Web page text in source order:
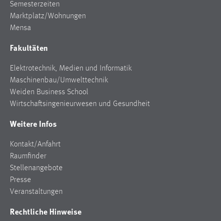
Semesterzeiten
Marktplatz/Wohnungen
Mensa
Fakultäten
Elektrotechnik, Medien und Informatik
Maschinenbau/Umwelttechnik
Weiden Business School
Wirtschaftsingenieurwesen und Gesundheit
Weitere Infos
Kontakt/Anfahrt
Raumfinder
Stellenangebote
Presse
Veranstaltungen
Rechtliche Hinweise
Cookie Laufzeit:
MARKETING
Marketing Cookies werden von Drittanbietern
verwendet, um personalisierte Werbung anzuzeigen.
Sie tun dies, indem sie Besucher über Websites
Google Ads
Name:
_gcl_au
Anbieter: